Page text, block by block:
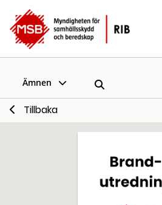
Ämnen
Tillbaka